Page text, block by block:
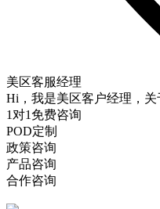
美区客服经理
Hi，我是美区客户经理，
1对1免费咨询
POD定制
政策咨询
产品咨询
合作咨询